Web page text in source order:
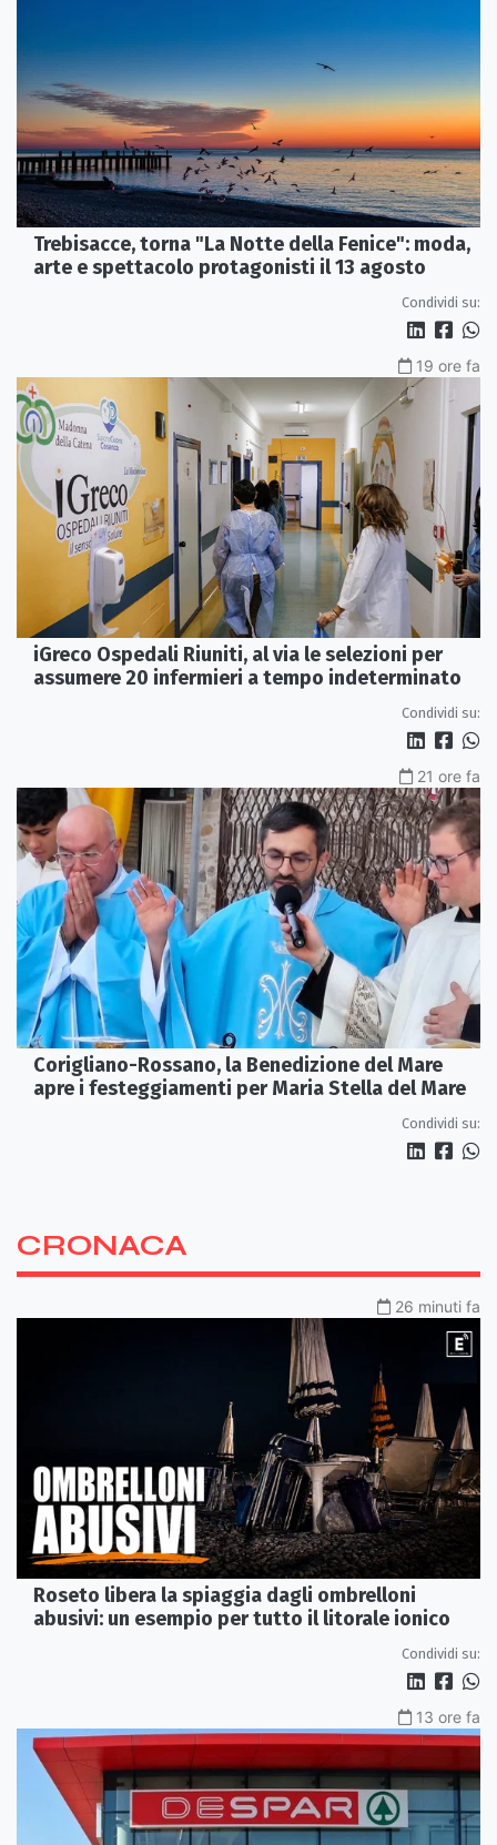
Trebisacce, torna "La Notte della Fenice": moda,
arte e spettacolo protagonisti il 13 agosto
Condividi su:
19 ore fa
iGreco Ospedali Riuniti, al via le selezioni per
assumere 20 infermieri a tempo indeterminato
Condividi su:
21 ore fa
Corigliano-Rossano, la Benedizione del Mare
apre i festeggiamenti per Maria Stella del Mare
Condividi su:
CRONACA
26 minuti fa
Roseto libera la spiaggia dagli ombrelloni
abusivi: un esempio per tutto il litorale ionico
Condividi su:
13 ore fa